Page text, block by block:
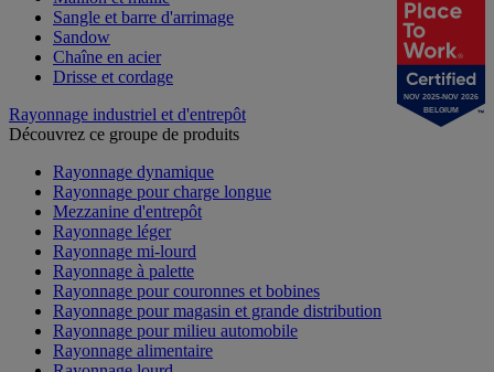
Sangle et barre d'arrimage
Sandow
Chaîne en acier
Drisse et cordage
Rayonnage industriel et d'entrepôt
Découvrez ce groupe de produits
Rayonnage dynamique
Rayonnage pour charge longue
Mezzanine d'entrepôt
Rayonnage léger
Rayonnage mi-lourd
Rayonnage à palette
Rayonnage pour couronnes et bobines
Rayonnage pour magasin et grande distribution
Rayonnage pour milieu automobile
Rayonnage alimentaire
NOV 2025-NOV 2026
BELGIUM